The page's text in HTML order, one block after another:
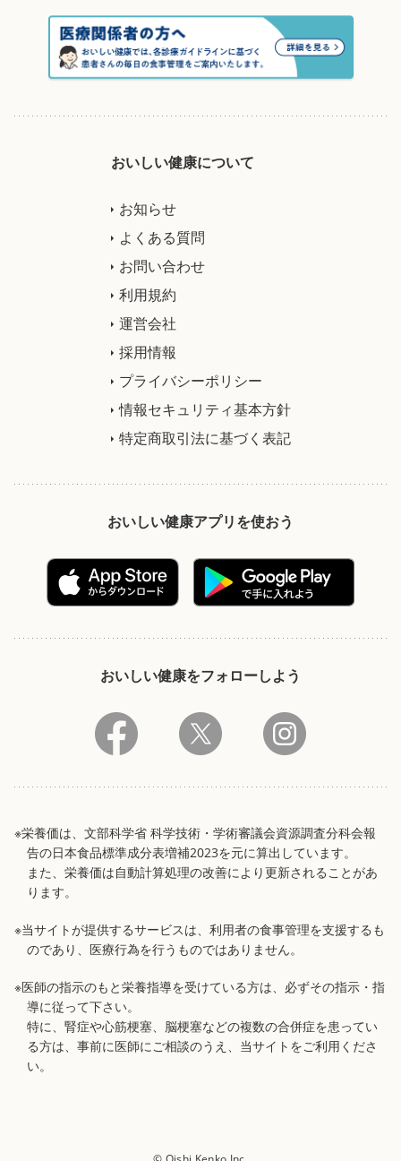
おいしい健康について
お知らせ
よくある質問
お問い合わせ
利用規約
運営会社
採用情報
プライバシーポリシー
情報セキュリティ基本方針
特定商取引法に基づく表記
おいしい健康アプリを使おう
おいしい健康をフォローしよう
※栄養価は、文部科学省 科学技術・学術審議会資源調査分科会報
告の日本食品標準成分表増補2023を元に算出しています。
また、栄養価は自動計算処理の改善により更新されることがあ
ります。
※当サイトが提供するサービスは、利用者の食事管理を支援するも
のであり、医療行為を行うものではありません。
※医師の指示のもと栄養指導を受けている方は、必ずその指示・指
導に従って下さい。
特に、腎症や心筋梗塞、脳梗塞などの複数の合併症を患ってい
る方は、事前に医師にご相談のうえ、当サイトをご利用くださ
い。